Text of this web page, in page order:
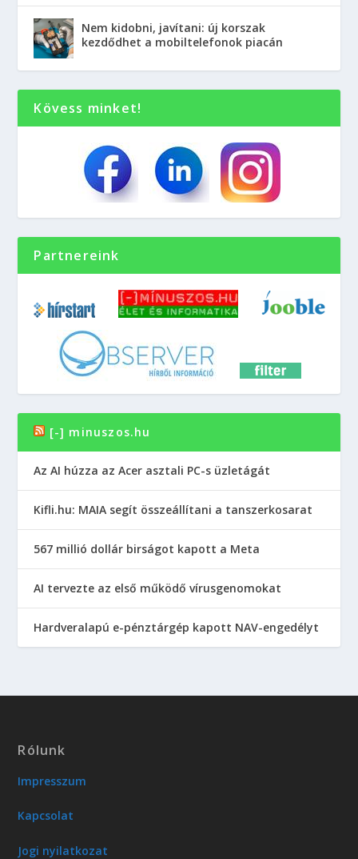
Nem kidobni, javítani: új korszak
kezdődhet a mobiltelefonok piacán
Kövess minket!
Partnereink
[-] minuszos.hu
Az AI húzza az Acer asztali PC-s üzletágát
Kifli.hu: MAIA segít összeállítani a tanszerkosarat
567 millió dollár birságot kapott a Meta
AI tervezte az első működő vírusgenomokat
Hardveralapú e-pénztárgép kapott NAV-engedélyt
Rólunk
Impresszum
Kapcsolat
Jogi nyilatkozat